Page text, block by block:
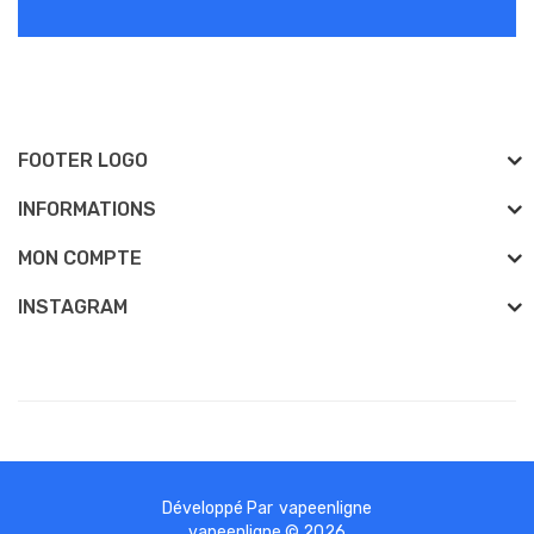
FOOTER LOGO
INFORMATIONS
MON COMPTE
INSTAGRAM
Développé Par
78winonline casino78win
vapeenligne